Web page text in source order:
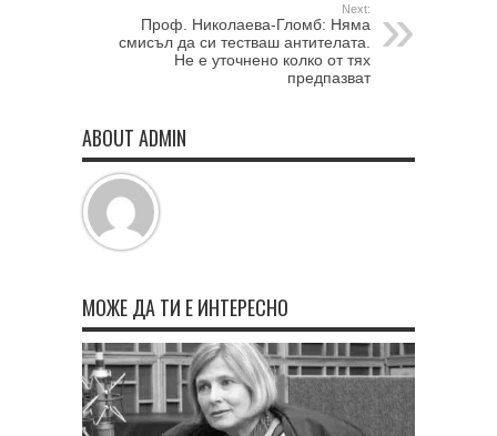
Next:
Проф. Николаева-Гломб: Няма
смисъл да си тестваш антителата.
Не е уточнено колко от тях
предпазват
ABOUT ADMIN
МОЖЕ ДА ТИ Е ИНТЕРЕСНО